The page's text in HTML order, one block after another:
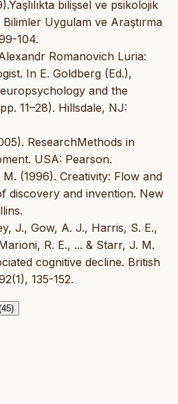
bilişsel ve psikolojik
Uygulam ve Araştırma
104.
Romanovich Luria:
In E. Goldberg (Ed.),
and the
11–28). Hillsdale, NJ:
ResearchMethods in
USA: Pearson.
(1996). Creativity: Flow and
discovery and invention. New
J., Gow, A. J., Harris, S. E.,
R. E., ... & Starr, J. M.
cognitive decline. British
135-152.